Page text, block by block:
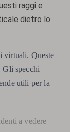
raggi e
dietro lo
virtuali. Queste
Gli specchi
utili per la
a vedere